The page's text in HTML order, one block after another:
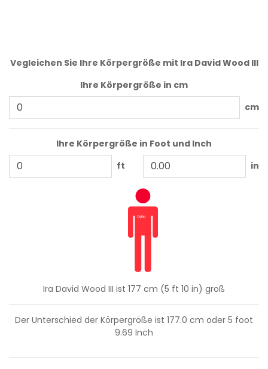
Vegleichen Sie Ihre Körpergröße mit Ira David Wood III
Ihre Körpergröße in cm
cm
Ihre Körpergröße in Foot und Inch
ft
in
Ira David Wood III ist 177 cm (5 ft 10 in) groß
Der Unterschied der Körpergröße ist 177.0 cm oder 5 foot
9.69 Inch